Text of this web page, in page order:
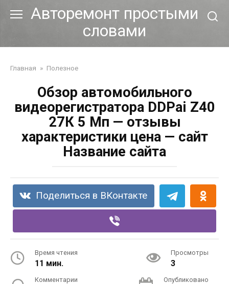
Авторемонт простыми
словами
Главная » Полезное
Обзор автомобильного
видеорегистратора DDPai Z40
27К 5 Мп — отзывы
характеристики цена — сайт
Название сайта
Поделиться в ВКонтакте
Время чтения
11 мин.
Просмотры
3
Комментарии Опубликовано